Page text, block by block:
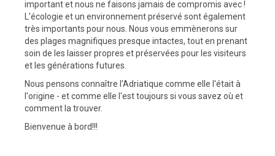
important et nous ne faisons jamais de compromis avec !
L'écologie et un environnement préservé sont également
très importants pour nous. Nous vous emmènerons sur
des plages magnifiques presque intactes, tout en prenant
soin de les laisser propres et préservées pour les visiteurs
et les générations futures.
Nous pensons connaître l'Adriatique comme elle l'était à
l'origine - et comme elle l'est toujours si vous savez où et
comment la trouver.
Bienvenue à bord!!!